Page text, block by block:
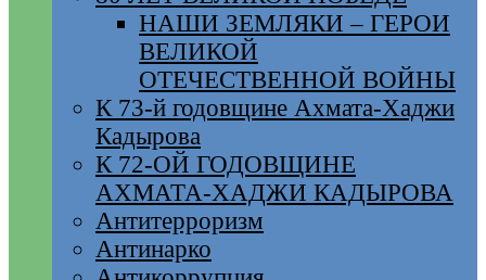
НАШИ ЗЕМЛЯКИ – ГЕРОИ
ВЕЛИКОЙ
ОТЕЧЕСТВЕННОЙ ВОЙНЫ
К 73-й годовщине Ахмата-Хаджи
Кадырова
К 72-ОЙ ГОДОВЩИНЕ
АХМАТА-ХАДЖИ КАДЫРОВА
Антитерроризм
Антинарко